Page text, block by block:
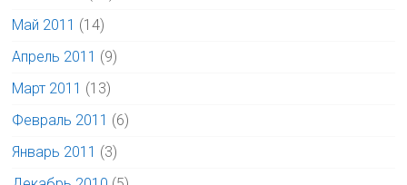
Май 2011 (14)
Апрель 2011 (9)
Март 2011 (13)
Февраль 2011 (6)
Январь 2011 (3)